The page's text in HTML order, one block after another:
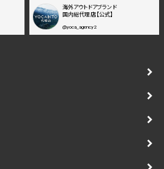
海外アウトドアブランド
国内総代理店【公式】
@yoca_agency2